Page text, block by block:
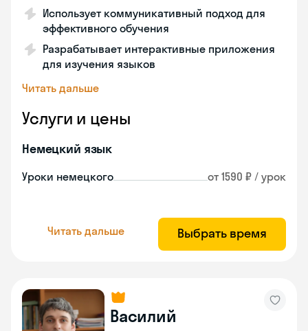
Использует коммуникативный подход для
эффективного обучения
Разрабатывает интерактивные приложения
для изучения языков
Читать дальше
Услуги и цены
Немецкий язык
Уроки немецкого от 1590 ₽ / урок
Читать дальше Выбрать время
Василий